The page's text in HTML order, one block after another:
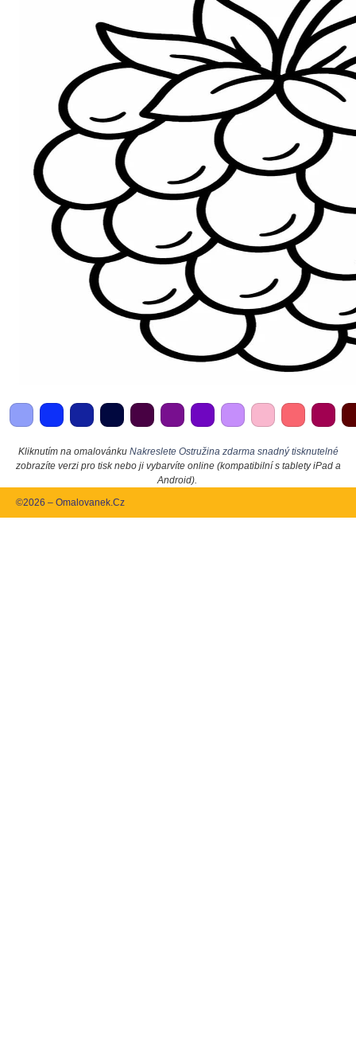
Kliknutím na omalovánku Nakreslete Ostružina zdarma snadný tisknutelné
zobrazíte verzi pro tisk nebo ji vybarvíte online (kompatibilní s tablety iPad a
Android).
©2026 – Omalovanek.Cz